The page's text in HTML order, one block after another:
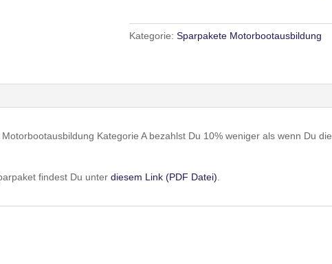
Sparpaket
Menge
Kategorie:Sparpakete Motorbootausbildung
Kategorie A bezahlst Du 10% weniger als wenn Du die
findest Du unterdiesem Link (PDF Datei)